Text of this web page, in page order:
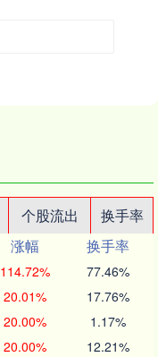
个股流出
换手率
涨幅
换手率
114.72% 77.46%
20.01% 17.76%
20.00% 1.17%
20.00% 12.21%